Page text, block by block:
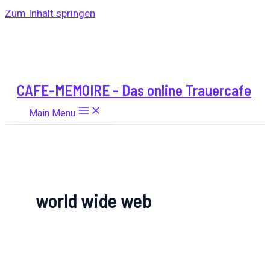
Zum Inhalt springen
CAFE-MEMOIRE - Das online Trauercafe
Main Menu
world wide web